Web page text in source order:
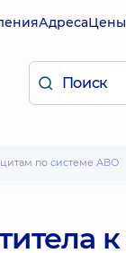
АдресаЦены
по системе АВО